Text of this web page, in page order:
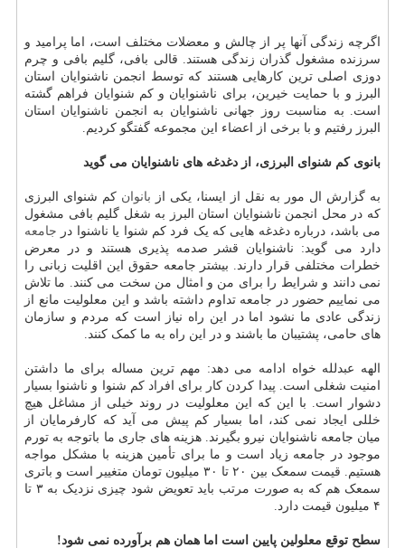
اگرچه زندگی آنها پر از چالش و معضلات مختلف است، اما پرامید و
سرزنده مشغول گذران زندگی هستند. قالی بافی، گلیم بافی و چرم
دوزی اصلی ترین کارهایی هستند که توسط انجمن ناشنوایان استان
البرز و با حمایت خیرین، برای ناشنوایان و کم شنوایان فراهم گشته
است. به مناسبت روز جهانی ناشنوایان به انجمن ناشنوایان استان
البرز رفتیم و با برخی از اعضاء این مجموعه گفتگو کردیم.
بانوی کم شنوای البرزی، از دغدغه های ناشنوایان می گوید
به گزارش ال مور به نقل از ایسنا، یکی از بانوان کم شنوای البرزی
که در محل انجمن ناشنوایان استان البرز به شغل گلیم بافی مشغول
می باشد، درباره دغدغه هایی که یک فرد کم شنوا یا ناشنوا در جامعه
دارد می گوید: ناشنوایان قشر صدمه پذیری هستند و در معرض
خطرات مختلفی قرار دارند. بیشتر جامعه حقوق این اقلیت زبانی را
نمی دانند و شرایط را برای من و امثال من سخت می کنند. ما تلاش
می نماییم حضور در جامعه تداوم داشته باشد و این معلولیت مانع از
زندگی عادی ما نشود اما در این راه نیاز است که مردم و سازمان
های حامی، پشتیبان ما باشند و در این راه به ما کمک کنند.
الهه عبدلله خواه ادامه می دهد: مهم ترین مساله برای ما داشتن
امنیت شغلی است. پیدا کردن کار برای افراد کم شنوا و ناشنوا بسیار
دشوار است. با این که این معلولیت در روند خیلی از مشاغل هیچ
خللی ایجاد نمی کند، اما بسیار کم پیش می آید که کارفرمایان از
میان جامعه ناشنوایان نیرو بگیرند. هزینه های جاری ما باتوجه به تورم
موجود در جامعه زیاد است و ما برای تأمین هزینه با مشکل مواجه
هستیم. قیمت سمعک بین ۲۰ تا ۳۰ میلیون تومان متغییر است و باتری
سمعک هم که به صورت مرتب باید تعویض شود چیزی نزدیک به ۳ تا
۴ میلیون قیمت دارد.
سطح توقع معلولین پایین است اما همان هم برآورده نمی شود!